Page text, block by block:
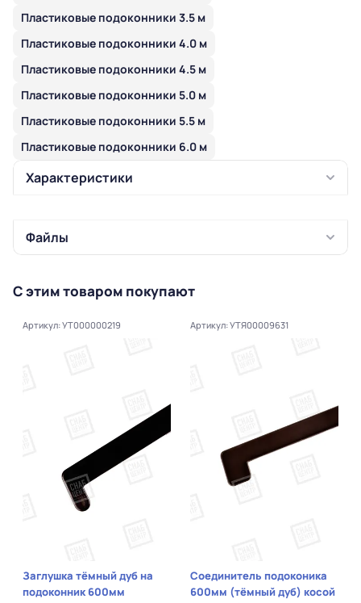
Пластиковые подоконники 3.5 м
Пластиковые подоконники 4.0 м
Пластиковые подоконники 4.5 м
Пластиковые подоконники 5.0 м
Пластиковые подоконники 5.5 м
Пластиковые подоконники 6.0 м
Характеристики
Файлы
С этим товаром покупают
Артикул: УТ000000219
Заглушка тёмный дуб на
подоконник 600мм
Артикул: УТЯ00009631
Соединитель подоконика
600мм (тёмный дуб) косой